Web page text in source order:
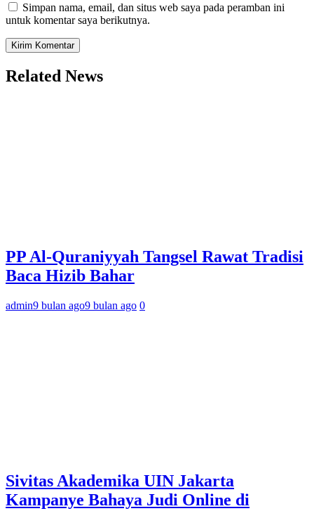
Simpan nama, email, dan situs web saya pada peramban ini
untuk komentar saya berikutnya.
Related News
PP Al-Quraniyyah Tangsel Rawat Tradisi
Baca Hizib Bahar
admin9 bulan ago9 bulan ago 0
Sivitas Akademika UIN Jakarta
Kampanye Bahaya Judi Online di